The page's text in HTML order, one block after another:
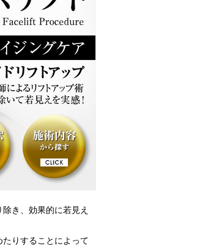
き、効果的に若見え
りすることによって